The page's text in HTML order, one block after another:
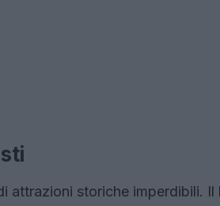
attrazioni storiche imperdibili. Il